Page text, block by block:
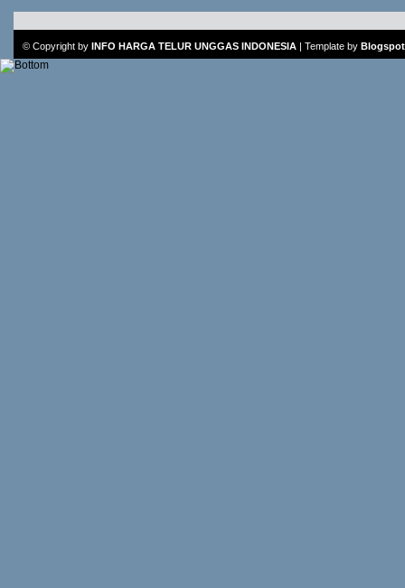
© Copyright by INFO HARGA TELUR UNGGAS INDONESIA Template by